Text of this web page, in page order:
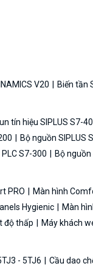
V20 Biến tần
tín hiệu SIPLUS S7-
Bộ nguồn SIPLUS
PLC S7-300 Bộ nguồn
PRO Màn hình
Hygienic
Màn
độ thấp
Máy khách
- 5TJ6 Cầu dao